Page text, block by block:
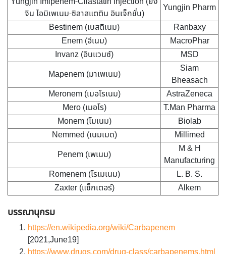
จิน ไอมิเพเนม-ซิลาสแตติน อินเจ็กชั่น)
Yungjin Pharm
Bestinem (เบสติเนม)
Ranbaxy
Enem (อีเนม)
MacroPhar
Invanz (อินแวนซ์)
MSD
Mapenem (มาเพเนม)
Siam
Bheasach
Meronem (เมอโรเนม)
AstraZeneca
Mero (เมอโร)
T.Man Pharma
Monem (โมเนม)
Biolab
Nemmed (เนมเมด)
Millimed
Penem (เพเนม)
M & H
Manufacturing
Romenem (โรเมเนม)
L. B. S.
Zaxter (แซ็กเตอร์)
Alkem
บรรณานุกรม
https://en.wikipedia.org/wiki/Carbapenem
[2021,June19]